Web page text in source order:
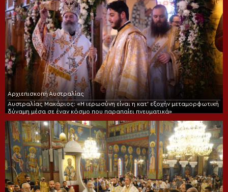
Αρχιεπισκοπή Αυστραλίας
Αυστραλίας Μακάριος: «Η ιερωσύνη είναι η κατ’ εξοχήν μεταμορφωτική
δύναμη μέσα σε έναν κόσμο που παραπαίει πνευματικά»